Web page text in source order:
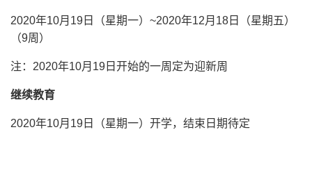
2020年10月19日（星期一）~2020年12月18日（星期五）
（9周）
注： 2020年10月 19 日 开始的一周定为迎新周
继续教育
2020年10月19日（星期一）开学，结束日期待定